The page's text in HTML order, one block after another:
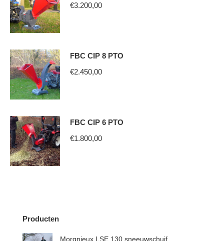
€3.200,00
FBC CIP 8 PTO
€2.450,00
FBC CIP 6 PTO
€1.800,00
Producten
Morgnieux LSE 130 sneeuwschuif